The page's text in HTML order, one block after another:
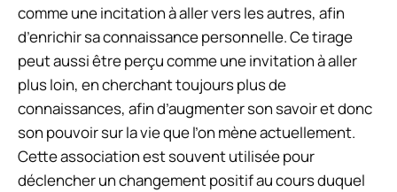
comme une incitation à aller vers les autres, afin
d’enrichir sa connaissance personnelle. Ce tirage
peut aussi être perçu comme une invitation à aller
plus loin, en cherchant toujours plus de
connaissances, afin d’augmenter son savoir et donc
son pouvoir sur la vie que l’on mène actuellement.
Cette association est souvent utilisée pour
déclencher un changement positif au cours duquel